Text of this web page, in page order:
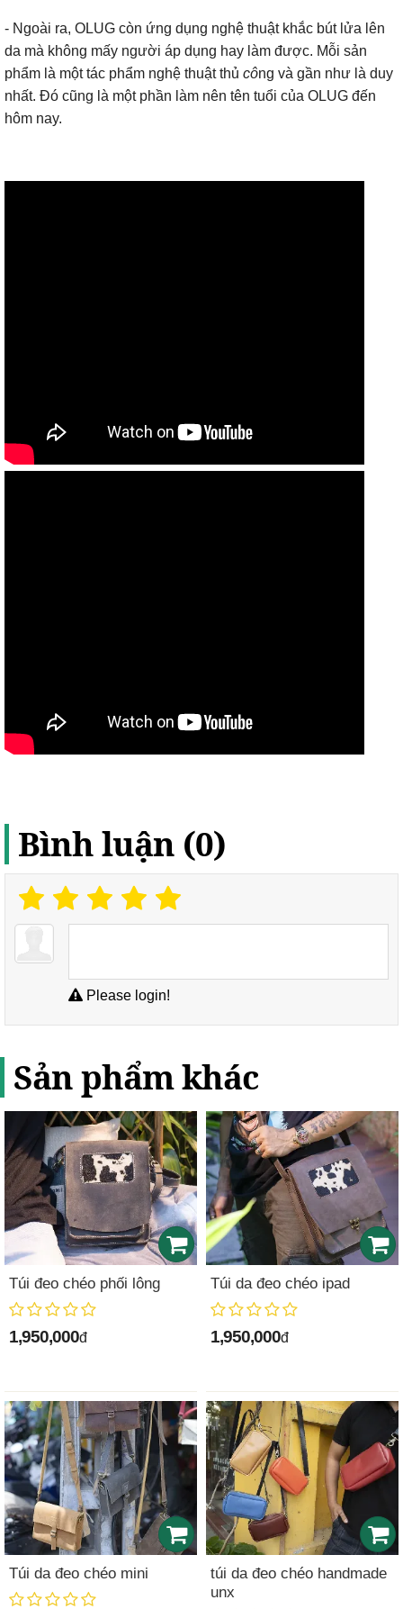
- Ngoài ra, OLUG còn ứng dụng nghệ thuật khắc bút lửa lên
da mà không mấy người áp dụng hay làm được. Mỗi sản
phẩm là một tác phẩm nghệ thuật thủ công và gần như là duy
nhất. Đó cũng là một phần làm nên tên tuổi của OLUG đến
hôm nay.
Bình luận (0)
Please login!
Sản phẩm khác
Túi đeo chéo phối lông
1,950,000đ
Túi da đeo chéo ipad
1,950,000đ
Túi da đeo chéo mini
túi da đeo chéo handmade
unx